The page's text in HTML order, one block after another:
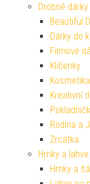
Drobné dárky
Beautiful
Dárky do
Filmové
Klíčenky
Kosmetika
Kreativní
Rodina a
Zrcátka
Hrnky a lahve
Hrnky a